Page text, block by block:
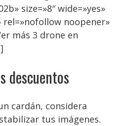
size=»8″ wide=»yes»
rel=»nofollow noopener»
más 3 drone en
descuentos
cardán, considera
tus imágenes.